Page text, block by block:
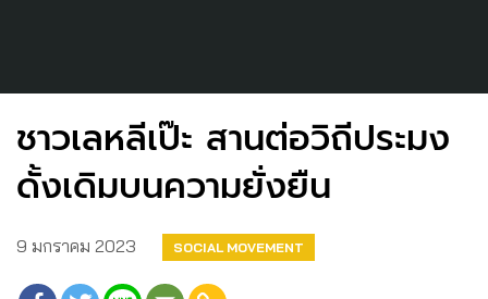
ชาวเลหลีเป๊ะ สานต่อวิถีประมง
ดั้งเดิมบนความยั่งยืน
9 มกราคม 2023 SOCIAL MOVEMENT